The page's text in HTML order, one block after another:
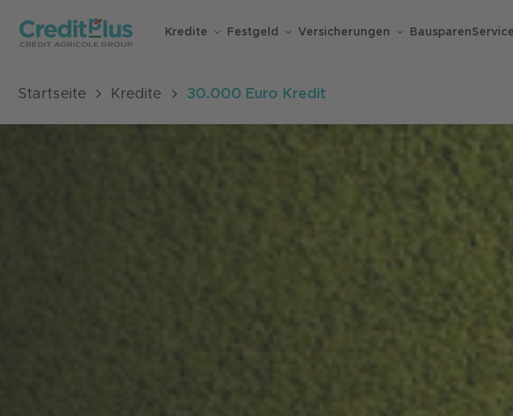
Kredite Festgeld Versicherungen BausparenService
Startseite Kredite 30.000 Euro Kredit